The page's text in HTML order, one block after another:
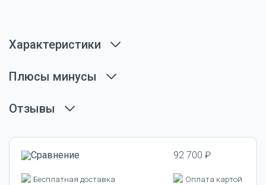
Характеристики
Плюсы минусы
Отзывы
92 700 ₽
Бесплатная доставка
Оплата картой